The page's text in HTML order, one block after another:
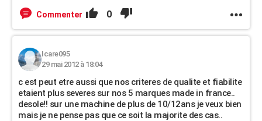
Commenter 0
Icare095
29 mai 2012 à 18:04
c est peut etre aussi que nos criteres de qualite et fiabilite
etaient plus severes sur nos 5 marques made in france..
desole!! sur une machine de plus de 10/12ans je veux bien
mais je ne pense pas que ce soit la majorite des cas..